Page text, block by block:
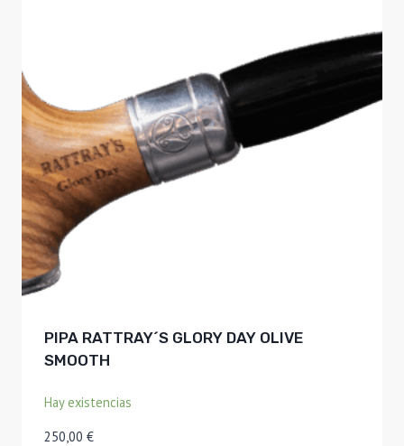
PIPA RATTRAY´S GLORY DAY OLIVE
SMOOTH
Hay existencias
250,00 €